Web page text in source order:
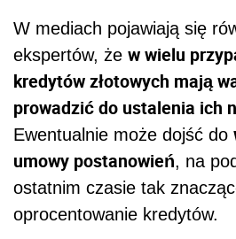
W mediach pojawiają się
ekspertów, że w wielu
kredytów złotowych mają
prowadzić do ustalenia ich
Ewentualnie może dojść do
umowy postanowień, na
ostatnim czasie tak
oprocentowanie kredytów.